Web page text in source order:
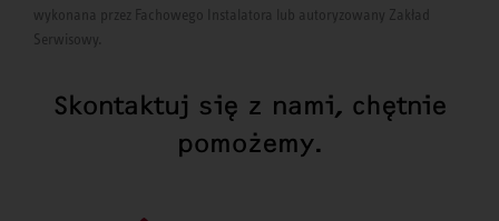
wykonana przez Fachowego Instalatora lub autoryzowany Zakład
Serwisowy.
Skontaktuj się z nami, chętnie
pomożemy.